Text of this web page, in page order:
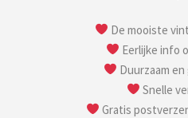
De mooiste
Eerlijke info
Duurzaam
Snelle
Gratis